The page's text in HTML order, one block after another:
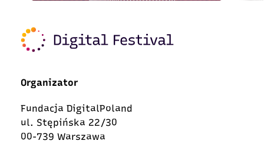
Organizator
Fundacja DigitalPoland
ul. Stępińska 22/30
00-739 Warszawa